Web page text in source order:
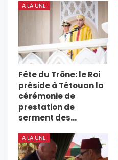
A LA UNE
Fête du Trône: le Roi
préside à Tétouan la
cérémonie de
prestation de
serment des…
A LA UNE